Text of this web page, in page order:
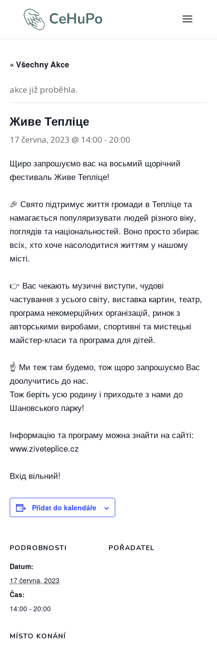
« Všechny Akce
akce již proběhla.
Живе Тепліце
17 června, 2023 @ 14:00 - 20:00
Щиро запрошуємо вас на восьмий щорічний
фестиваль Живе Тепліце!
🎉 Свято підтримує життя громади в Тепліце та
намагається популяризувати людей різного віку,
поглядів та національностей. Воно просто збирає
всіх, хто хоче насолодитися життям у нашому
місті.
👉 Вас чекають музичні виступи, чудові
частування з усього світу, виставка картин, театр,
програма некомерційних організацій, ринок з
авторськими виробами, спортивні та мистецькі
майстер-класи та програма для дітей.
☝️ Ми теж там будемо, тож щоро запрошуємо Вас
доолучитись до нас.
Тож беріть усю родину і приходьте з нами до
Шановського парку!
Інформацію та програму можна знайти на сайті:
www.ziveteplice.cz
Вхід вільний!
Přidat do kalendáře
PODROBNOSTI
Datum:
17 června, 2023
Čas:
14:00 - 20:00
POŘADATEL
MÍSTO KONÁNÍ